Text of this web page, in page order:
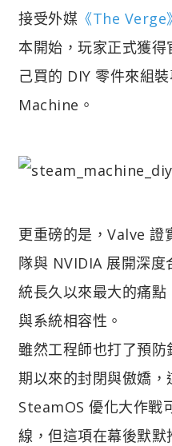
接受外媒 《The Verge
本開始，玩家正式獲
己買的 DIY 零件來組
Machine。
更重磅的是，Valve 證
隊與 NVIDIA 展開深
統長久以來最大的痛
與系統相容性。
雖然工程師也打了預
期以來的封閉與傲嬌
SteamOS 優化大作戰
線，但這項在幕後默